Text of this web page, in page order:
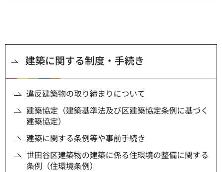
建築に関する制度・手続き
違反建築物の取り締まりについて
建築協定（建築基準法及び区建築協定条例に基づく
建築協定）
建築に関する条例等や事前手続き
世田谷区建築物の建築に係る住環境の整備に関する
条例（住環境条例）